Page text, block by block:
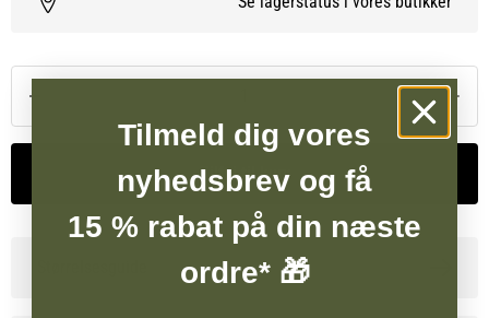
Tilføj til kurv
Tilmeld dig vores
nyhedsbrev og få
15 % rabat på din næste
ordre* 🎁